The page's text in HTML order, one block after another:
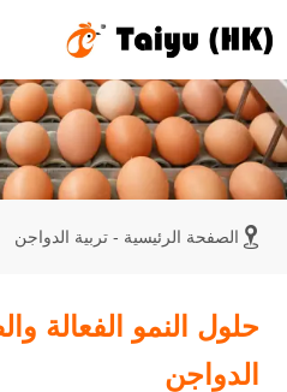
 الصفحة الرئيسية - تربية الدواجن
حلول النمو الفعالة
الدواجن